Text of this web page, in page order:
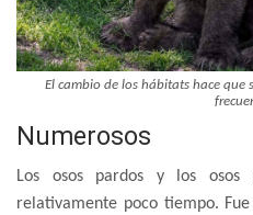
El cambio de los hábitats hace que
Numerosos
Los osos pardos y los osos
relativamente poco tiempo.